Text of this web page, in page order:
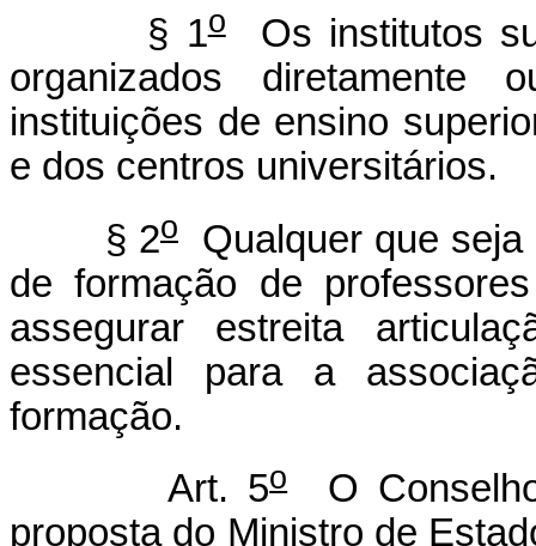
§ 1oOs institutos
organizados diretamente
instituições de ensino
e dos centros universitários.
§ 2o
Qualquer que
de formação de
assegurar estreita
essencial para a
formação.
Art. 5oO Conselho
proposta do Ministro de